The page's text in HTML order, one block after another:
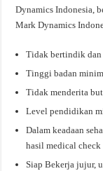
Dynamics Indonesia,
Mark Dynamics
Tidak bertindik dan
Tinggi badan
Tidak menderita
Level pendidikan
Dalam keadaan
hasil medical check
Siap Bekerja jujur,